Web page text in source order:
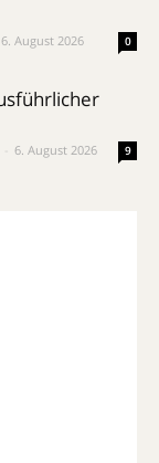
6. August 2026 0
6. August 2026 9